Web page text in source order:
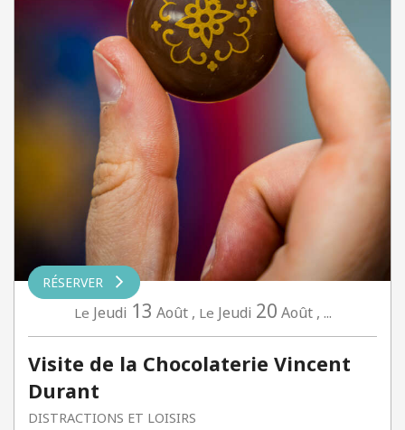
RÉSERVER
Le Jeudi 13 Août, Le Jeudi 20 Août, ...
Visite de la Chocolaterie Vincent
Durant
DISTRACTIONS ET LOISIRS